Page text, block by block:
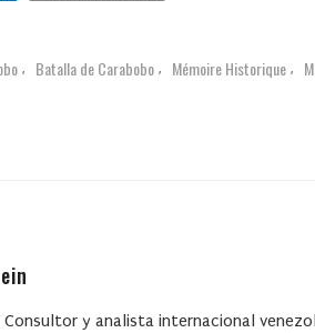
, Batalla de Carabobo , Mémoire Historique ,
Consultor y analista internacional